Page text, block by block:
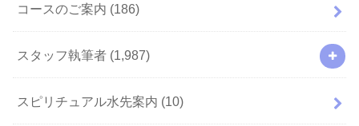
コースのご案内 (186)
スタッフ執筆者 (1,987)
スピリチュアル水先案内 (10)